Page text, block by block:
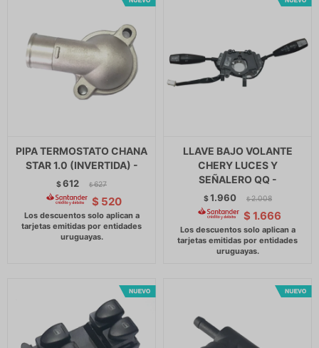
PIPA TERMOSTATO CHANA
STAR 1.0 (INVERTIDA) -
$612 $ 627
$ 520
LLAVE BAJO VOLANTE
CHERY LUCES Y
SEÑALERO QQ -
$1.960 $ 2.008
$ 1.666